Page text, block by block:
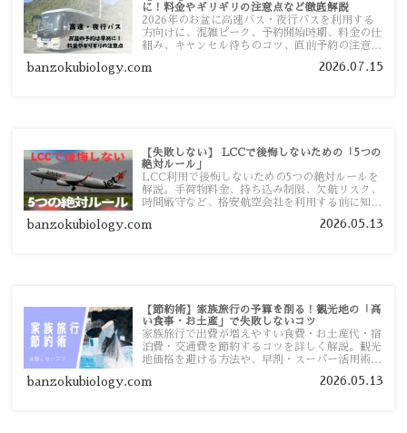
に！料金やギリギリの注意点など徹底解説
2026年のお盆に高速バス・夜行バスを利用する
方向けに、混雑ピーク、予約開始時期、料金の仕
組み、キャンセル待ちのコツ、直前予約の注意点
banzokubiology.com 2026.07.15
【失敗しない】 LCCで後悔しないための「5つの
絶対ルール」
LCC利用で後悔しないための5つの絶対ルールを
解説。手荷物料金、持ち込み制限、欠航リスク、
時間厳守など、格安航空会社を利用する前に知っ
す。
banzokubiology.com 2026.05.13
【節約術】家族旅行の予算を削る！観光地の「高
い食事・お土産」で失敗しないコツ
家族旅行で出費が増えやすい食費・お土産代・宿
泊費・交通費を節約するコツを詳しく解説。観光
地価格を避ける方法や、早割・スーパー活用術、
banzokubiology.com 2026.05.13